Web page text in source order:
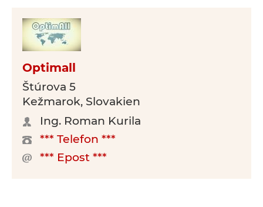
Optimall
Štúrova 5
Kežmarok, Slovakien
Ing. Roman Kurila
*** Telefon ***
*** Epost ***